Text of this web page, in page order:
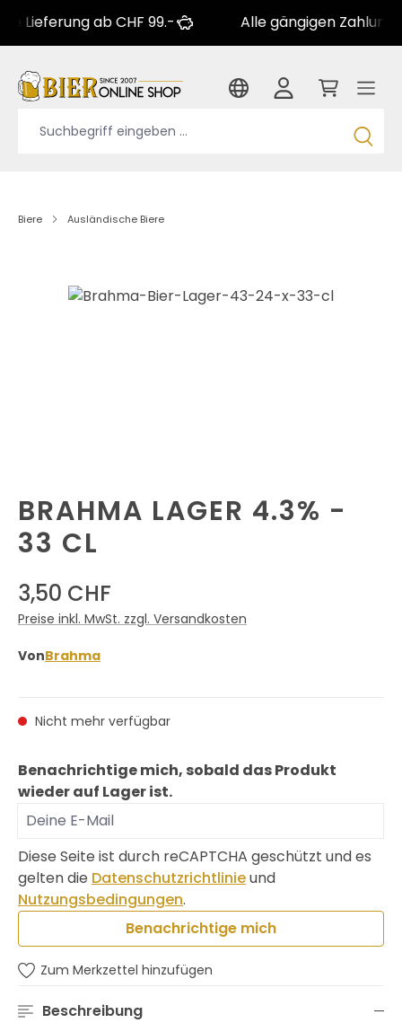
ab CHF 99.- Alle gängigen Zahlungsarten
Biere Ausländische Biere
BRAHMA LAGER 4.3% -
33 CL
3,50 CHF
Preise inkl. MwSt. zzgl. Versandkosten
VonBrahma
Nicht mehr verfügbar
Benachrichtige mich, sobald das Produkt
wieder auf Lager ist.
Deine E-Mail
Diese Seite ist durch reCAPTCHA geschützt und es
gelten die Datenschutzrichtlinieund
Nutzungsbedingungen.
Benachrichtige mich
Zum Merkzettel hinzufügen
Beschreibung